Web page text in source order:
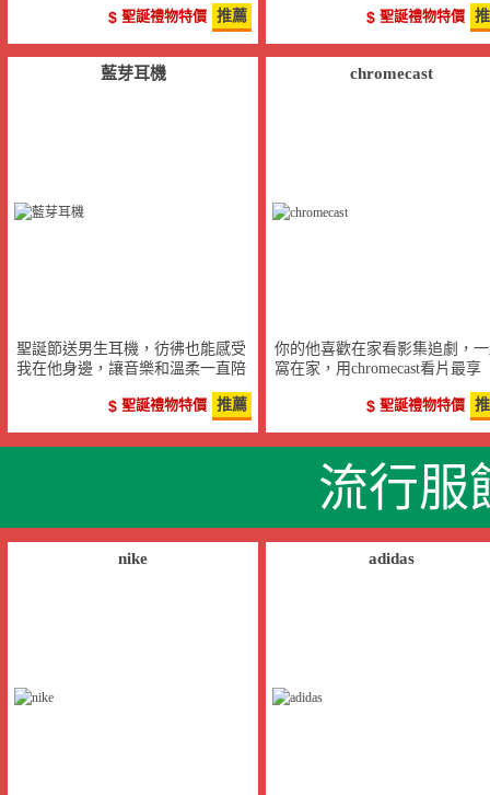
聖誕禮物特價 推薦
聖誕禮物特價
藍芽耳機
聖誕節送男生耳機，彷彿也能感受
我在他身邊，讓音樂和溫柔一直陪
聖誕禮物特價
推薦
chromecast
你的他喜歡在家看影集追劇，
窩在家，用chromecast看片最享
聖誕禮物特價
流行服
nike adidas